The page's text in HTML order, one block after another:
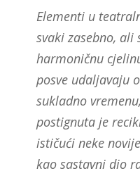
Elementi u
svaki zasebno,
harmoničnu
posve udaljavaju
sukladno
postignuta je
ističući neke
kao sastavni dio